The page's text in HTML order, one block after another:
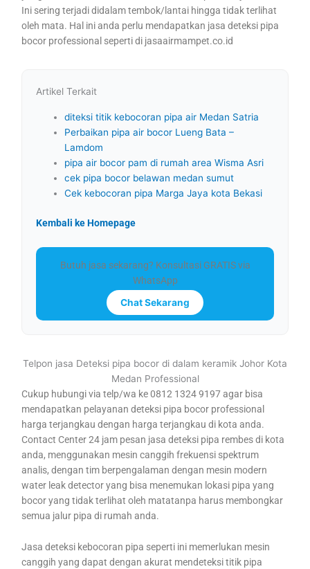
Ini sering terjadi didalam tembok/lantai hingga tidak terlihat
oleh mata. Hal ini anda perlu mendapatkan jasa deteksi pipa
bocor professional seperti di jasaairmampet.co.id
Artikel Terkait
diteksi titik kebocoran pipa air Medan Satria
Perbaikan pipa air bocor Lueng Bata –
Lamdom
pipa air bocor pam di rumah area Wisma Asri
cek pipa bocor belawan medan sumut
Cek kebocoran pipa Marga Jaya kota Bekasi
Kembali ke Homepage
Butuh jasa sekarang? Konsultasi GRATIS via
WhatsApp
Chat Sekarang
Telpon jasa Deteksi pipa bocor di dalam keramik Johor Kota
Medan Professional
Cukup hubungi via telp/wa ke 0812 1324 9197 agar bisa
mendapatkan pelayanan deteksi pipa bocor professional
harga terjangkau dengan harga terjangkau di kota anda.
Contact Center 24 jam pesan jasa deteksi pipa rembes di kota
anda, menggunakan mesin canggih frekuensi spektrum
analis, dengan tim berpengalaman dengan mesin modern
water leak detector yang bisa menemukan lokasi pipa yang
bocor yang tidak terlihat oleh matatanpa harus membongkar
semua jalur pipa di rumah anda.
Jasa deteksi kebocoran pipa seperti ini memerlukan mesin
canggih yang dapat dengan akurat mendeteksi titik pipa